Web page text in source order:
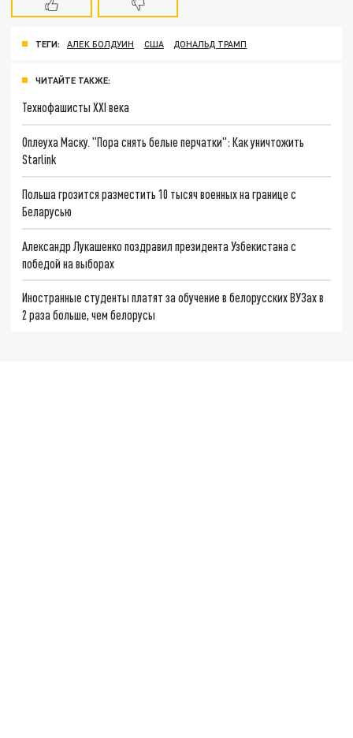
ТЕГИ: АЛЕК БОЛДУИН США ДОНАЛЬД ТРАМП
ЧИТАЙТЕ ТАКЖЕ:
Технофашисты XXI века
Оплеуха Маску. "Пора снять белые перчатки": Как уничтожить
Starlink
Польша грозится разместить 10 тысяч военных на границе с
Беларусью
Александр Лукашенко поздравил президента Узбекистана с
победой на выборах
Иностранные студенты платят за обучение в белорусских ВУЗах в
2 раза больше, чем белорусы